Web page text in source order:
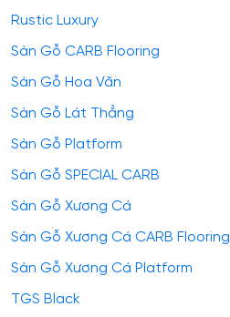
Rustic Luxury
Sàn Gỗ CARB Flooring
Sàn Gỗ Hoa Văn
Sàn Gỗ Lát Thẳng
Sàn Gỗ Platform
Sàn Gỗ SPECIAL CARB
Sàn Gỗ Xương Cá
Sàn Gỗ Xương Cá CARB Flooring
Sàn Gỗ Xương Cá Platform
TGS Black